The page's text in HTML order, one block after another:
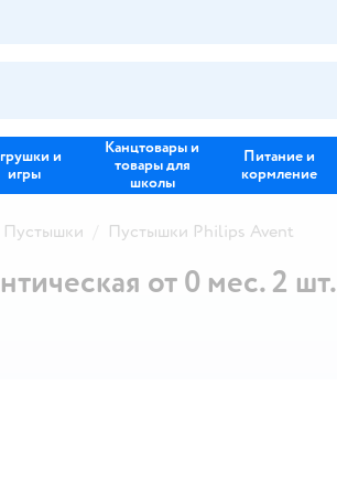
и
игры
Канцтовары и
товары для
школы
Питание и
кормление
Пустышки Пустышки Philips Avent
от 0 мес. 2 шт.